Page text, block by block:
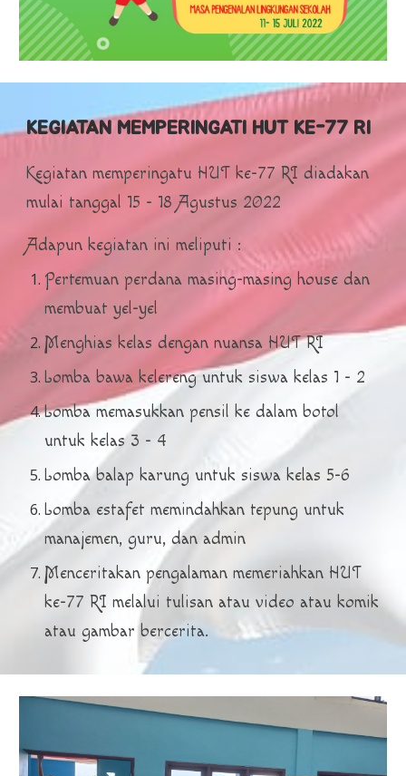
KEGIATAN MEMPERINGATI HUT KE-77 RI
Kegiatanmemperingatu HUT ke-77 RI diadakan
mulai tanggal 15 - 18 Agustus 2022
Adapun kegiatan ini meliputi :
Pertemuan perdana masing-masing house dan
membuat yel-yel
Menghias kelas dengan nuansa HUT RI
Lomba bawa kelereng untuk siswa kelas 1 - 2
Lomba memasukkan pensil ke dalam botol
untuk kelas 3 - 4
Lomba balap karung untuk siswa kelas 5-6
Lomba estafet memindahkan tepung untuk
manajemen, guru, dan admin
Menceritakan pengalaman memeriahkan HUT
ke-77 RI melalui tulisan atau video atau komik
atau gambar bercerita.